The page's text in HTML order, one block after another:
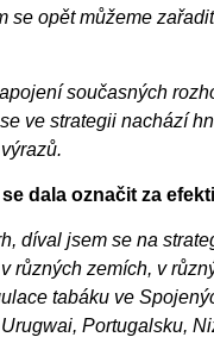
opět můžeme
současných
ve strategii nachází
dala označit za
díval jsem se na
různých zemích, v
tabáku ve
Portugalsku,